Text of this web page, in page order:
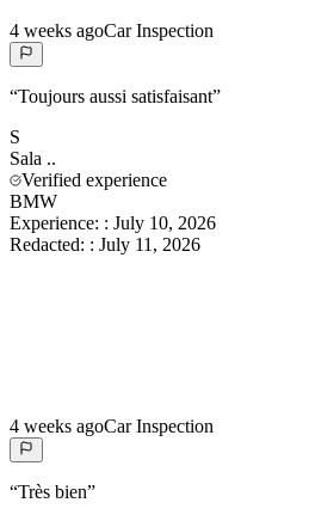
4 weeks agoCar Inspection
“Toujours aussi satisfaisant”
S
Sala ..
Verified experience
BMW
Experience: : July 10, 2026
Redacted: : July 11, 2026
4 weeks agoCar Inspection
“Très bien”